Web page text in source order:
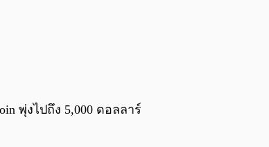
พุ่งไปถึง 5,000 ดอลลาร์